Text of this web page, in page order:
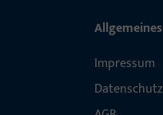
Allgemeines
Impressum
Datenschutz